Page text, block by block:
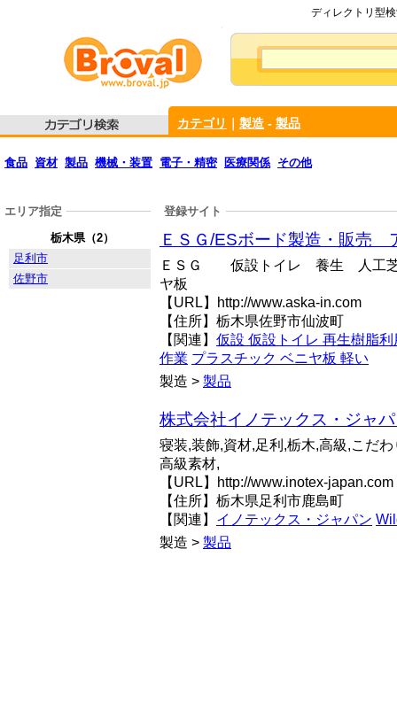
ディレクトリ型
カテゴリ 製造 - 製品
食品 資材 製品 機械・装置 電子・精密 医療関係 その他
登録サイト
ＥＳＧ/ESボード製造・販売
ＥＳＧ 仮設トイレ 養生 人工
ヤ板
【URL】http://www.aska-in.com
【住所】栃木県佐野市仙波町
【関連】 仮設 仮設トイレ 再生樹脂利
作業 プラスチック ベニヤ板 軽い
製造 > 製品
株式会社イノテックス・ジャ
寝装,装飾,資材,足利,栃木,高級,こだ
高級素材,
【URL】http://www.inotex-japan.com
【住所】栃木県足利市鹿島町
【関連】 イノテックス・ジャパン
製造 > 製品
エリア指定
栃木県（2）
足利市
佐野市